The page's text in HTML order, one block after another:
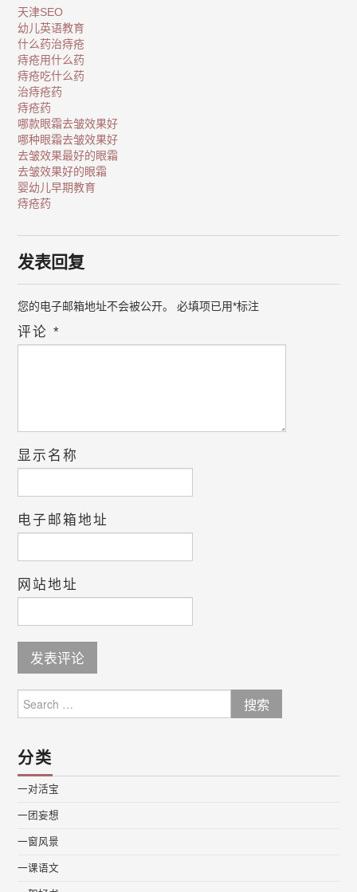
天津SEO
幼儿英语教育
什么药治痔疮
痔疮用什么药
痔疮吃什么药
治痔疮药
痔疮药
哪款眼霜去皱效果好
哪种眼霜去皱效果好
去皱效果最好的眼霜
去皱效果好的眼霜
婴幼儿早期教育
痔疮药
发表回复
您的电子邮箱地址不会被公开。 必填项已用*标注
评论*
显示名称
电子邮箱地址
网站地址
for:
分类
一对活宝
一团妄想
一窗风景
一课语文